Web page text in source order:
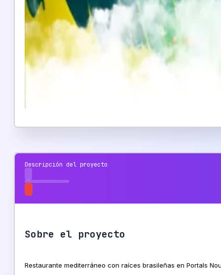
Descripción del proyecto
Sobre el proyecto
Restaurante mediterráneo con raíces brasileñas en Portals